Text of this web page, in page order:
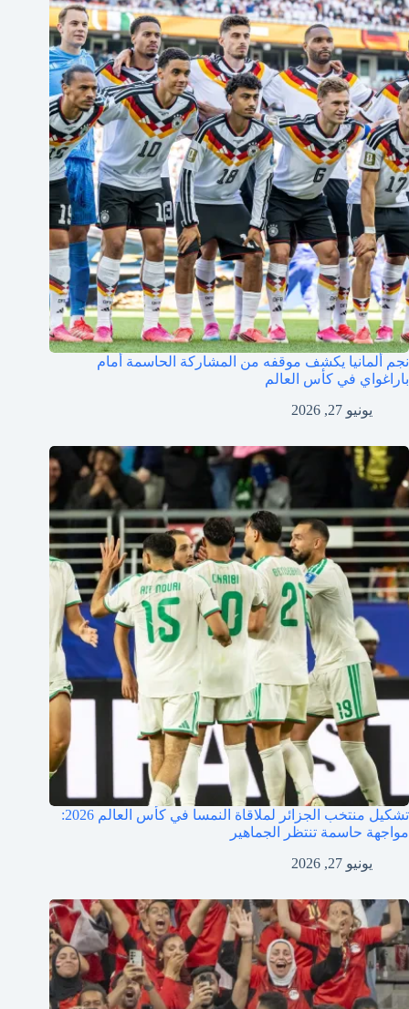
نجم ألمانيا يكشف موقفه من المشاركة الحاسمة أمام
باراغواي في كأس العالم
يونيو 27, 2026
تشكيل منتخب الجزائر لملاقاة النمسا في كأس العالم 2026:
مواجهة حاسمة تنتظر الجماهير
يونيو 27, 2026